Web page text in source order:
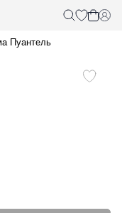
Пуантель